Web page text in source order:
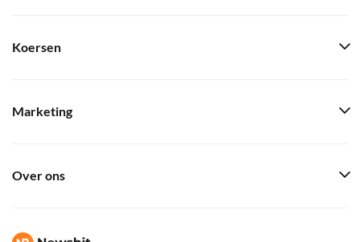
Koersen
Marketing
Over ons